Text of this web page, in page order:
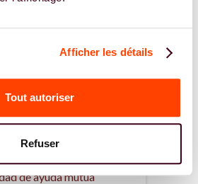
Afficher les détails
Tout autoriser
Refuser
acceso ilimitado
es 12,33 €/mes ⭐
100% de los vídeos
científicas
concreto y práctico
de ayuda mutua